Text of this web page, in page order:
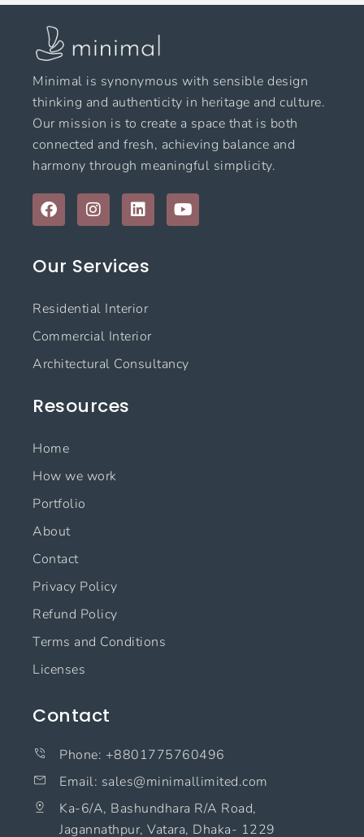
Minimal is synonymous with sensible design
thinking and authenticity in heritage and culture.
Our mission is to create a space that is both
connected and fresh, achieving balance and
harmony through meaningful simplicity.
F
a
c
b
k
I
n
s
a
r
a
m
L
i
n
e
n
Y
o
u
Our Services
Residential Interior
Commercial Interior
Architectural Consultancy
Resources
Home
How we work
Portfolio
About
Contact
Privacy Policy
Refund Policy
Terms and Conditions
Licenses
Contact
Phone: +8801775760496
Email: sales@minimallimited.com​
Ka-6/A, Bashundhara R/A Road,
Jagannathpur, Vatara, Dhaka- 1229